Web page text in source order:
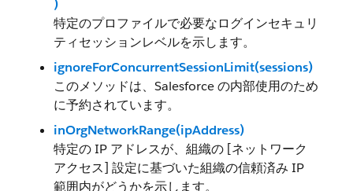
)
特定のプロファイルで必要なログインセキュリ
ティセッションレベルを示します。
ignoreForConcurrentSessionLimit(sessions)
このメソッドは、Salesforce の内部使用のため
に予約されています。
inOrgNetworkRange(ipAddress)
特定の IP アドレスが、組織の [ネットワーク
アクセス] 設定に基づいた組織の信頼済み IP
範囲内がどうかを示します。